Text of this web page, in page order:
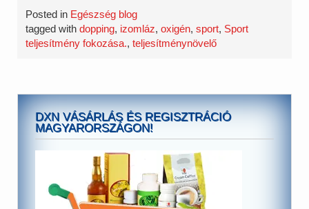
Posted in Egészség blog
tagged withdopping, izomláz,oxigén,sport, Sport
teljesítmény fokozása.,teljesítménynövelő
DXN VÁSÁRLÁS ÉS REGISZTRÁCIÓ
MAGYARORSZÁGON!